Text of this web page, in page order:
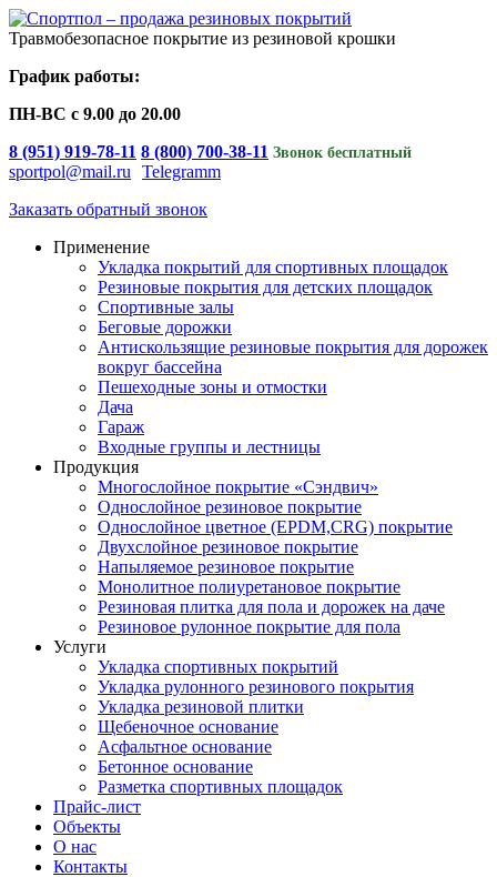
Skip
to
Травмобезопасное покрытие из резиновой крошки
График работы:
ПН-ВС с 9.00 до 20.00
8 (951) 919-78-11 8 (800) 700-38-11 Звонок бесплатный
sportpol@mail.ru
Telegramm
Заказать обратный звонок
Применение
Укладка покрытий для спортивных площадок
Резиновые покрытия для детских площадок
Спортивные залы
Беговые дорожки
Антискользящие резиновые покрытия для дорожек
вокруг бассейна
Пешеходные зоны и отмостки
Дача
Гараж
Входные группы и лестницы
Продукция
Многослойное покрытие «Сэндвич»
Однослойное резиновое покрытие
Однослойное цветное (EPDM,CRG) покрытие
Двухслойное резиновое покрытие
Напыляемое резиновое покрытие
Монолитное полиуретановое покрытие
Резиновая плитка для пола и дорожек на даче
Резиновое рулонное покрытие для пола
Услуги
Укладка спортивных покрытий
Укладка рулонного резинового покрытия
Укладка резиновой плитки
Щебеночное основание
Асфальтное основание
Бетонное основание
Разметка спортивных площадок
Прайс-лист
Объекты
О нас
Контакты